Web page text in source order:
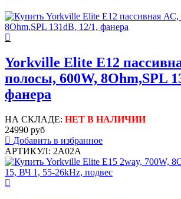
Yorkville Elite E12
полосы, 600W, 8Ohm,SPL
фанера
НА СКЛАДЕ: НЕТ В НАЛИЧИИ
24990 руб
Добавить в избранное
АРТИКУЛ: 2A02A